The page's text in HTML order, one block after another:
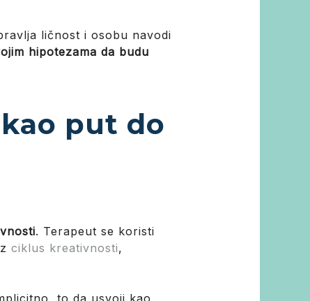
ličnost i osobu navodi
hipotezama da budu
put do
. Terapeut se koristi
ciklus kreativnosti,
to da usvoji kao